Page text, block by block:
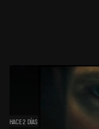
HACE 2 DÍAS